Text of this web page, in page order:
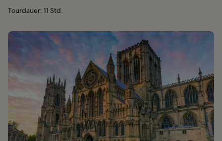
Tourdauer: 11 Std.